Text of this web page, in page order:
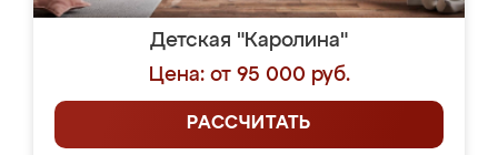
Детская "Каролина"
Цена: от 95 000 руб.
РАССЧИТАТЬ